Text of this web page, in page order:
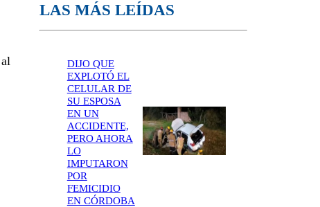
LAS MÁS LEÍDAS
DIJO QUE
EXPLOTÓ EL
CELULAR DE
SU ESPOSA
EN UN
ACCIDENTE,
PERO AHORA
LO
IMPUTARON
POR
FEMICIDIO
EN CÓRDOBA